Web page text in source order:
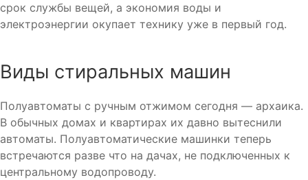
срок службы вещей, а экономия воды и
электроэнергии окупает технику уже в первый год.
Виды стиральных машин
Полуавтоматы с ручным отжимом сегодня — архаика.
В обычных домах и квартирах их давно вытеснили
автоматы. Полуавтоматические машинки теперь
встречаются разве что на дачах, не подключенных к
центральному водопроводу.